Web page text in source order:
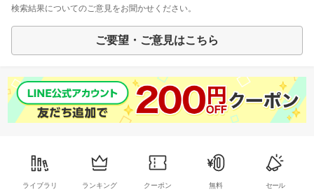
検索結果についてのご意見をお聞かせください。
ご要望・ご意見はこちら
ライブラリ ランキング クーポン 無料 セール